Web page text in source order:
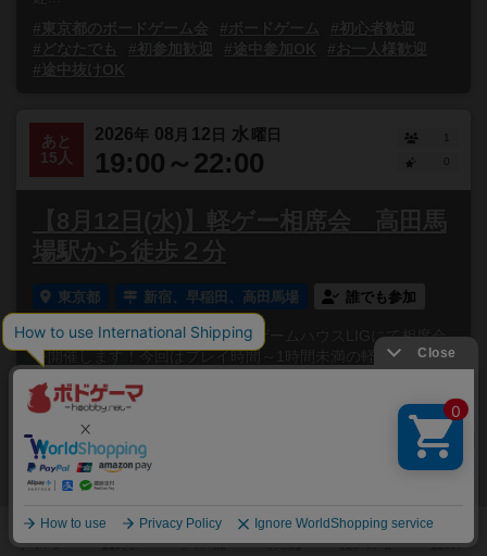
#東京都のボードゲーム会
#ボードゲーム
#初心者歓迎
#どなたでも
#初参加歓迎 #途中参加OK
#お一人様歓迎
#途中抜けOK
あと
15人
2026年 08 月 12 日 水 曜日
19:00～22:00
1
【8月12日(水)】軽ゲー相席会 高田馬
場駅から徒歩２分
東京都 新宿、早稲田、高田馬場 誰でも参加
高田馬場駅から徒歩2分のボードゲームハウスLIGにて相席会
を開催します！今回はプレイ時間～1時間未満の軽めのゲーム
#東京都のボードゲーム会
#初心者歓迎
#初参加歓迎
#途中抜けOK
#途中参加OK
あと
2026 年 月12 曜日
19:00～22:30
0